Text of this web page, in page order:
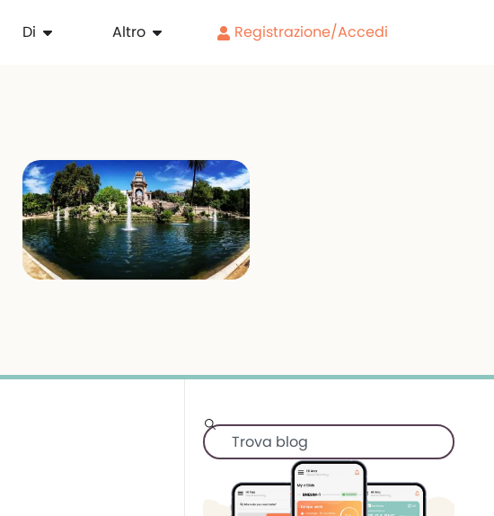
Di Altro Registrazione/Accedi